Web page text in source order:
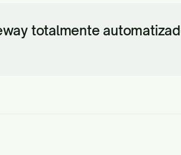
totalmente